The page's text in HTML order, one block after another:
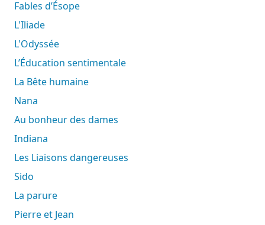
Fables d’Ésope
L'Iliade
L'Odyssée
L’Éducation sentimentale
La Bête humaine
Nana
Au bonheur des dames
Indiana
Les Liaisons dangereuses
Sido
La parure
Pierre et Jean